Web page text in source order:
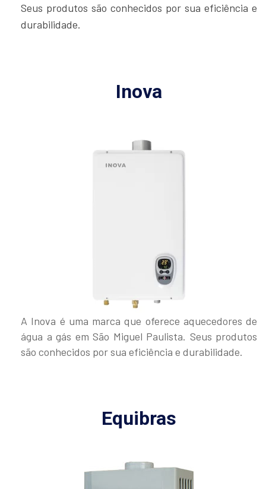
Seus produtos são conhecidos por sua eficiência e
durabilidade.
Inova
A Inova é uma marca que oferece aquecedores de
água a gás em São Miguel Paulista. Seus produtos
são conhecidos por sua eficiência e durabilidade.
Equibras